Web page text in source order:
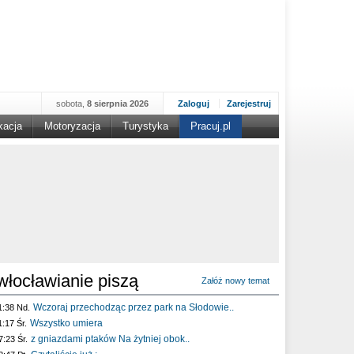
Zaloguj Zarejestruj
sobota, 8 sierpnia 2026
Motoryzacja Turystyka Pracuj.pl
piszą Załóż nowy temat
Nd. Wczoraj przechodząc przez park na Słodowie..
Śr. Wszystko umiera
Śr. z gniazdami ptaków Na żytniej obok..